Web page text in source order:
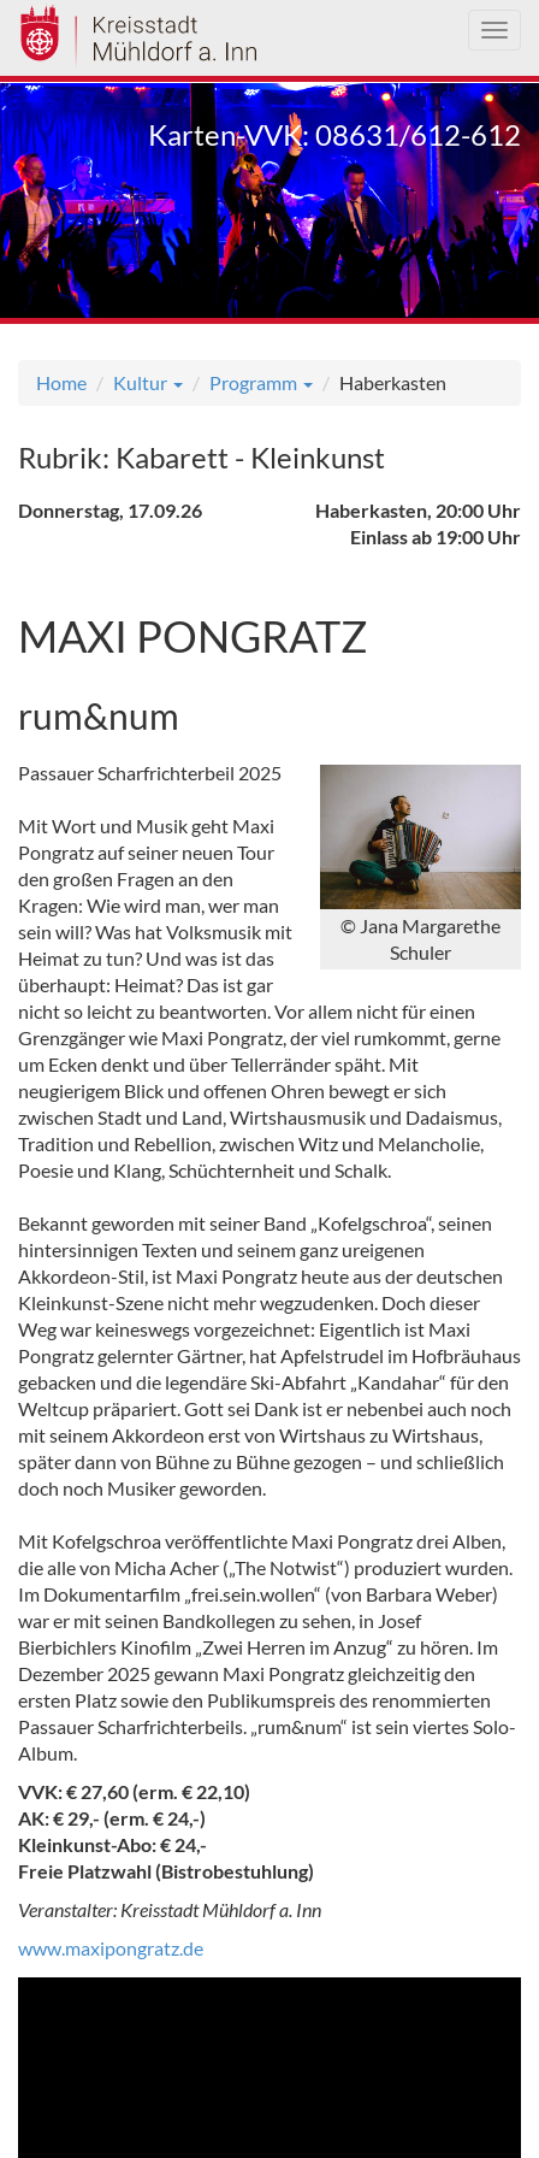
Direkt
zum
Inhalt
Karten-VVK: 08631/612-612
Home Kultur Programm Haberkasten
Rubrik: Kabarett - Kleinkunst
Haberkasten, 20:00 Uhr
Einlass ab 19:00 Uhr
Donnerstag, 17.09.26
MAXI PONGRATZ
rum&num
© Jana Margarethe
Schuler
Passauer Scharfrichterbeil 2025
Mit Wort und Musik geht Maxi
Pongratz auf seiner neuen Tour
den großen Fragen an den
Kragen: Wie wird man, wer man
sein will? Was hat Volksmusik mit
Heimat zu tun? Und was ist das
überhaupt: Heimat? Das ist gar
nicht so leicht zu beantworten. Vor allem nicht für einen
Grenzgänger wie Maxi Pongratz, der viel rumkommt, gerne
um Ecken denkt und über Tellerränder späht. Mit
neugierigem Blick und offenen Ohren bewegt er sich
zwischen Stadt und Land, Wirtshausmusik und Dadaismus,
Tradition und Rebellion, zwischen Witz und Melancholie,
Poesie und Klang, Schüchternheit und Schalk.
Bekannt geworden mit seiner Band „Kofelgschroa“, seinen
hintersinnigen Texten und seinem ganz ureigenen
Akkordeon-Stil, ist Maxi Pongratz heute aus der deutschen
Kleinkunst-Szene nicht mehr wegzudenken. Doch dieser
Weg war keineswegs vorgezeichnet: Eigentlich ist Maxi
Pongratz gelernter Gärtner, hat Apfelstrudel im Hofbräuhaus
gebacken und die legendäre Ski-Abfahrt „Kandahar“ für den
Weltcup präpariert. Gott sei Dank ist er nebenbei auch noch
mit seinem Akkordeon erst von Wirtshaus zu Wirtshaus,
später dann von Bühne zu Bühne gezogen – und schließlich
doch noch Musiker geworden.
Mit Kofelgschroa veröffentlichte Maxi Pongratz drei Alben,
die alle von Micha Acher („The Notwist“) produziert wurden.
Im Dokumentarfilm „frei.sein.wollen“ (von Barbara Weber)
war er mit seinen Bandkollegen zu sehen, in Josef
Bierbichlers Kinofilm „Zwei Herren im Anzug“ zu hören. Im
Dezember 2025 gewann Maxi Pongratz gleichzeitig den
ersten Platz sowie den Publikumspreis des renommierten
Passauer Scharfrichterbeils. „rum&num“ ist sein viertes Solo-
Album.
VVK: € 27,60 (erm. € 22,10)
AK: € 29,- (erm. € 24,-)
Kleinkunst-Abo: € 24,-
Freie Platzwahl (Bistrobestuhlung)
Veranstalter: Kreisstadt Mühldorf a. Inn
www.maxipongratz.de